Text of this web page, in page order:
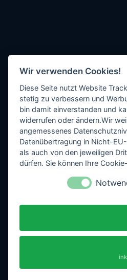
Wir verwenden Cookies!
Diese Seite nutzt Website
stetig zu verbessern und
bin damit einverstanden und
widerrufen oder ändern.Wir
angemessenes
Datenübertragung in Nicht-
als auch von den jeweiligen
dürfen. Sie können Ihre